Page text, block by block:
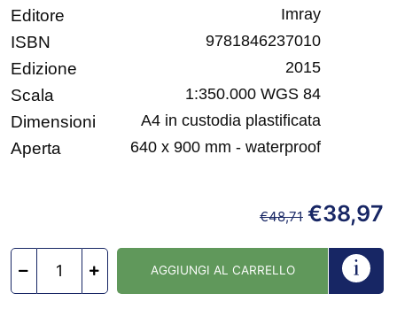
Editore Imray
ISBN 9781846237010
Edizione 2015
Scala 1:350.000 WGS 84
Dimensioni A4 in custodia plastificata
Aperta 640 x 900 mm - waterproof
€48,71 €38,97
AGGIUNGI AL CARRELLO